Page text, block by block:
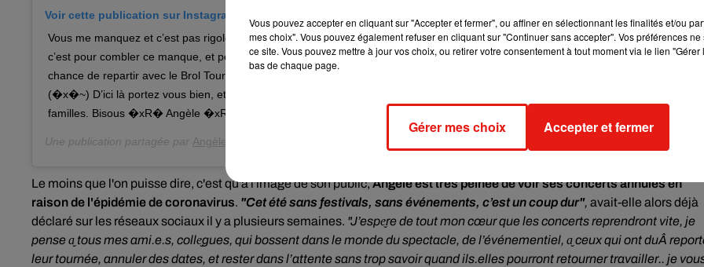
Voir cette publication sur Instagram
Vous me manquez et c’est pas rigolo un été sans festival. Cette petite session
c’est pour combler ce manque, et pour vous annoncer que j’ai l’immense
chance de repartir avec le Brol Tour pour quinzaine de festivals en été 2021
(�x�~) D’ici là portez vous bien, et surtout prenez soin de vous et de vos
familles. Bisous �xR� Angèle �xR�
Une publication partagée par Angèle
Le moins que l'on puisse dire, c'est qu'à l'image de son public,Angèle est très peinée de voir ses concerts annulés en
raison de l'épidémie de coronavirus. "Cet été sans festivals, sans événements, c’est un coup dur", avait-elle alors déjà
déclaré sur les réseaux sociaux il y a plusieurs semaines. "J’espe̬re de tout mon cœur que les concerts reprendront vite, je
pense a̬ tous mes ami.e.s, colle̬gues, qui bossent dans le monde du spectacle, de l’événementiel, a̬ ceux qui ont duÂ
leur tournée, annuler des dates, et rester dans l’attente sans trop savoir quand ils.elles pourront retourner travailler.. je
Vous pouvez accepter en cliquant sur "Accepter et fermer", ou affiner en sélectionnant les finalités et/ou
mes choix". Vous pouvez également refuser en cliquant sur "Continuer sans accepter". Vos préférences
ce site. Vous pouvez mettre à jour vos choix, ou retirer votre consentement à tout moment via le lien
bas de chaque page.
Gérer mes choix Accepter et fermer